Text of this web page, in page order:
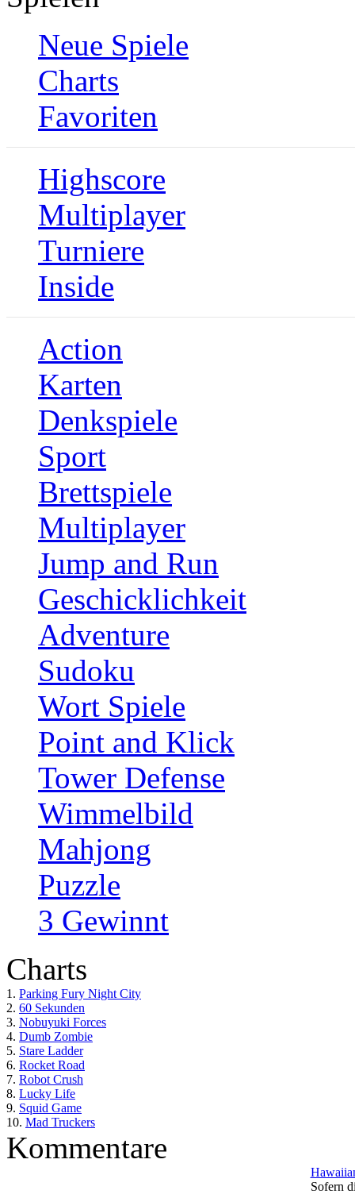
Neue Spiele
Charts
Favoriten
Highscore
Multiplayer
Turniere
Inside
Action
Karten
Denkspiele
Sport
Brettspiele
Multiplayer
Jump and Run
Geschicklichkeit
Adventure
Sudoku
Wort Spiele
Point and Klick
Tower Defense
Wimmelbild
Mahjong
Puzzle
3 Gewinnt
Charts
1. Parking Fury Night City
2. 60 Sekunden
3. Nobuyuki Forces
4. Dumb Zombie
5. Stare Ladder
6. Rocket Road
7. Robot Crush
8. Lucky Life
9. Squid Game
10. Mad Truckers
Kommentare
Sofern